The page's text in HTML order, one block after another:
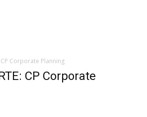
CP Corporate Planning
CP Corporate